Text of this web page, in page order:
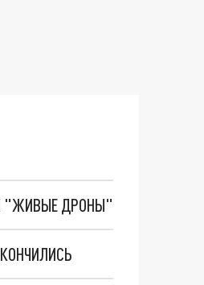
"ЖИВЫЕ ДРОНЫ"